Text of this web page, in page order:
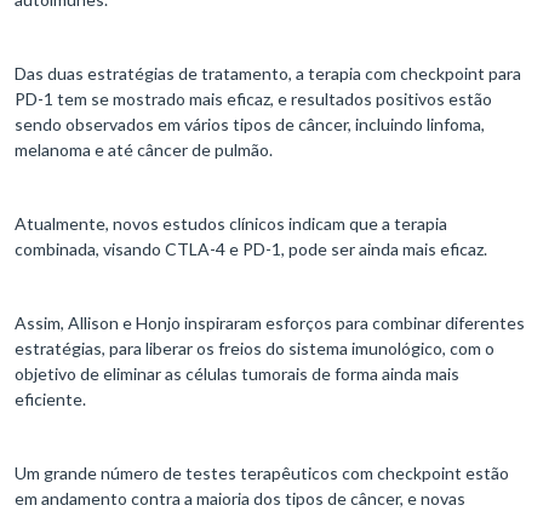
Das duas estratégias de tratamento, a terapia com checkpoint para
PD-1 tem se mostrado mais eficaz, e resultados positivos estão
sendo observados em vários tipos de câncer, incluindo linfoma,
melanoma e até câncer de pulmão.
Atualmente, novos estudos clínicos indicam que a terapia
combinada, visando CTLA-4 e PD-1, pode ser ainda mais eficaz.
Assim, Allison e Honjo inspiraram esforços para combinar diferentes
estratégias, para liberar os freios do sistema imunológico, com o
objetivo de eliminar as células tumorais de forma ainda mais
eficiente.
Um grande número de testes terapêuticos com checkpoint estão
em andamento contra a maioria dos tipos de câncer, e novas